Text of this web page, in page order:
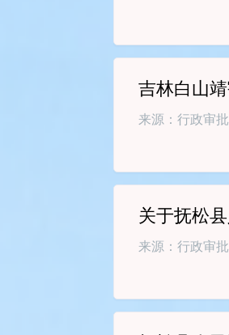
吉林白山
来源：行政审
关于抚松
定...
来源：行政审